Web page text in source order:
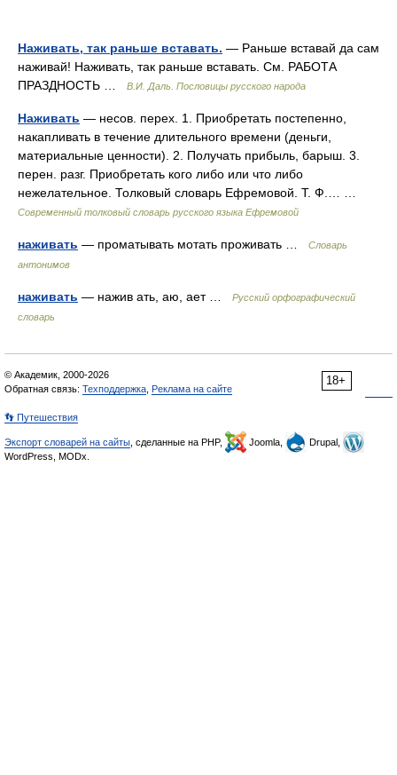
Наживать, так раньше вставать. — Раньше вставай да сам
наживай! Наживать, так раньше вставать. См. РАБОТА
ПРАЗДНОСТЬ …
В.И. Даль. Пословицы русского народа
Наживать — несов. перех. 1. Приобретать постепенно,
накапливать в течение длительного времени (деньги,
материальные ценности). 2. Получать прибыль, барыш. 3.
перен. разг. Приобретать кого либо или что либо
нежелательное. Толковый словарь Ефремовой. Т. Ф.… …
Современный толковый словарь русского языка Ефремовой
наживать — проматывать мотать проживать …
Словарь
антонимов
наживать — нажив ать, аю, ает …
Русский орфографический
словарь
18+
© Академик, 2000-2026
Обратная связь: Техподдержка Реклама на сайте
👣 Путешествия
Экспорт словарей на сайты , сделанные на PHP, Joomla,
Drupal,
WordPress, MODx.